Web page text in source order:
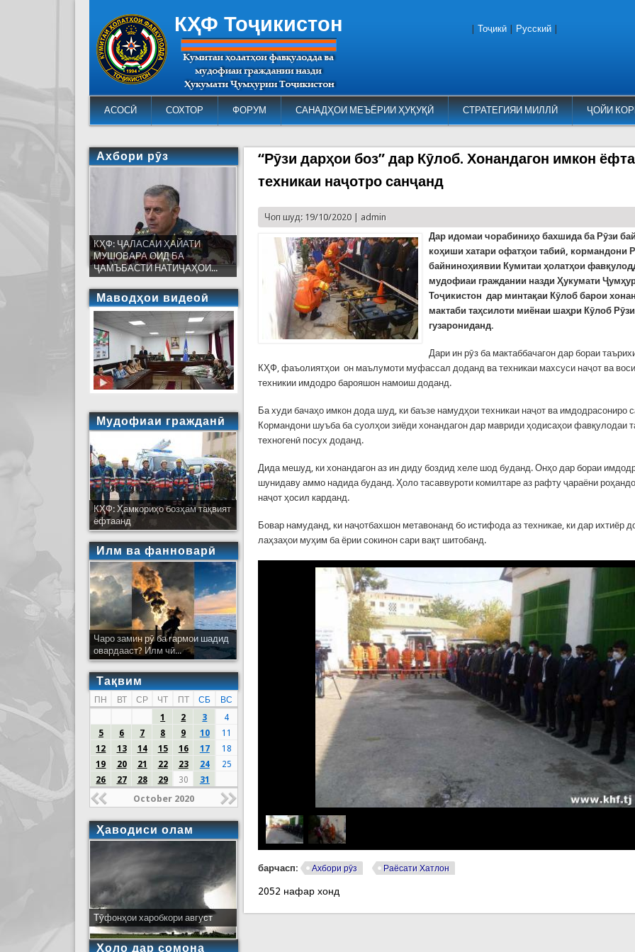
КҲФ Тоҷикистон
АСОСӢ СОХТОР ФОРУМ САНАДҲОИ МЕЪЁРИИ ҲУҚУҚӢ СТРАТЕГИЯИ МИЛЛӢ ҶОЙИ
Тоҷикӣ Русский
“Рӯзи дарҳои боз” дар Кӯлоб. Хонандагон имкон
техникаи наҷотро санҷанд
Чоп шуд: 19/10/2020 | admin
Дар идомаи чорабиниҳо бахшида ба Рӯзи
коҳиши хатари офатҳои табиӣ, кормандони
байниноҳиявии Кумитаи ҳолатҳои
мудофиаи граждании назди Ҳукумати
Тоҷикистон дар минтақаи Кӯлоб барои
мактаби таҳсилоти миёнаи шаҳри Кӯлоб
гузарониданд.
Дари ин рӯз ба мактаббачагон дар бораи
КҲФ, фаъолиятҳои он маълумоти муфассал доданд ва техникаи махсуси наҷот ва
техникии имдодро барояшон намоиш доданд.
Ба худи бачаҳо имкон дода шуд, ки баъзе намудҳои техникаи наҷот ва имдодрасониро
Кормандони шуъба ба суолҳои зиёди хонандагон дар мавриди ҳодисаҳои фавқулодаи
техногенӣ посух доданд.
Дида мешуд, ки хонандагон аз ин диду боздид хеле шод буданд. Онҳо дар бораи
шунидаву аммо надида буданд. Ҳоло тасаввуроти комилтаре аз рафту ҷараёни
наҷот ҳосил карданд.
Бовар намуданд, ки наҷотбахшон метавонанд бо истифода аз техникае, ки дар ихтиёр
лаҳзаҳои муҳим ба ёрии сокинон сари вақт шитобанд.
барчасп: Ахбори рӯз Раёсати Хатлон
2052 нафар хонд
Ахбори рӯз
КҲФ: ҶАЛАСАИ ҲАЙАТИ
МУШОВАРА ОИД БА
ҶАМЪБАСТИ НАТИҶАҲОИ...
Маводҳои видеоӣ
Мудофиаи гражданӣ
КҲФ: Ҳамкориҳо бозҳам тақвият
ёфтаанд
Илм ва фанноварӣ
Чаро замин рӯ ба гармои шадид
овардааст? Илм чӣ...
Тақвим
ПН ВТ СР ЧТ ПТ СБ
ВС
1
2 3
4
5
6 7 8 9 10
11
12
13 14 15 16 17
18
19
20 21 22 23 24
25
26
27 28 29 30 31
October 2020
Ҳаводиси олам
Тӯфонҳои харобкори август
Ҳоло дар сомона